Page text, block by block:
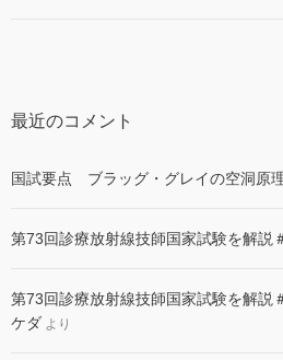
最近のコメント
国試要点 ブラッグ・グレイの空洞原
第73回診療放射線技師国家試験を解説
第73回診療放射線技師国家試験を解説
ケダ より